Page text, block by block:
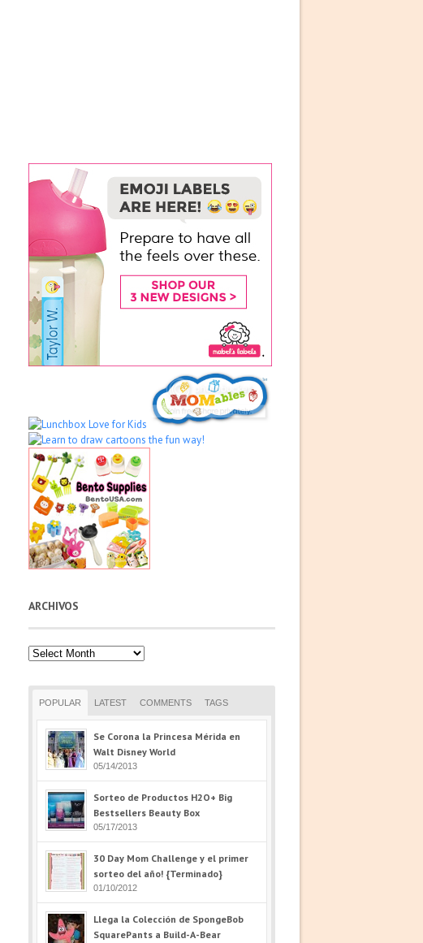
ARCHIVOS
Archivos
POPULAR LATEST COMMENTS TAGS
Se Corona la Princesa Mérida en
Walt Disney World
05/14/2013
Sorteo de Productos H2O+ Big
Bestsellers Beauty Box
05/17/2013
30 Day Mom Challenge y el primer
sorteo del año! {Terminado}
01/10/2012
Llega la Colección de SpongeBob
SquarePants a Build-A-Bear